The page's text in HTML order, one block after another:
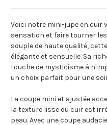
Voici notre mini-jupe en cuir
sensation et faire tourner
souple de haute qualité,
élégante et sensuelle. Sa
touche de mysticisme à
un choix parfait pour une
La coupe mini et ajustée
la texture lisse du cuir est
peau. Avec une coupe